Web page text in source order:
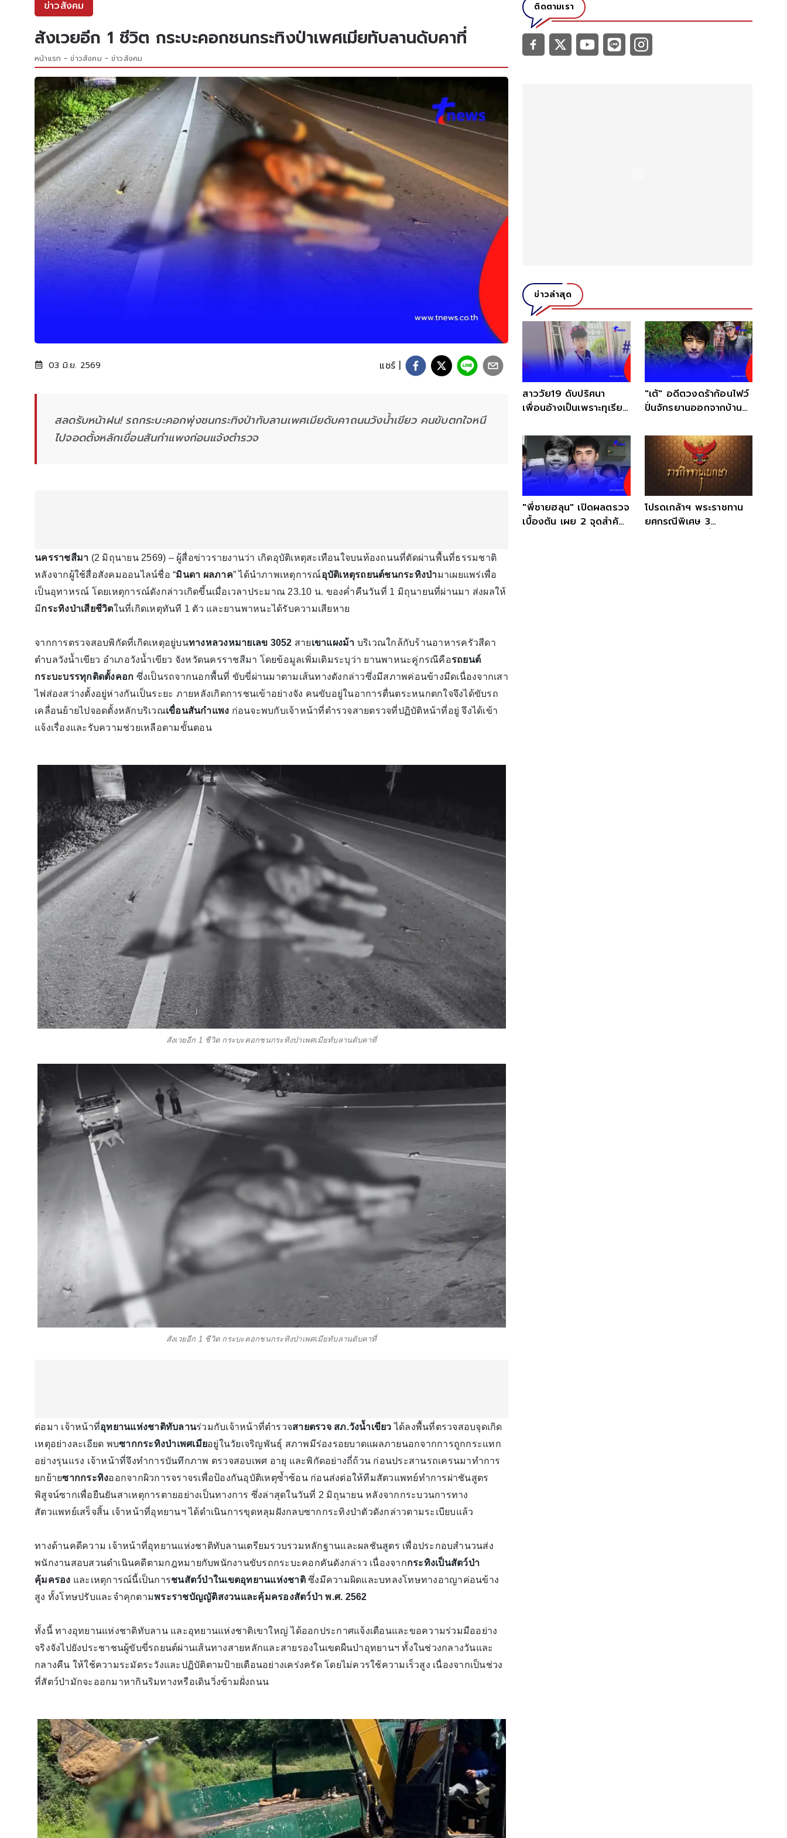
ข่าวสังคม
สังเวยอีก 1 ชีวิต กระบะคอกชนกระทิงป่าเพศเมียทับลานดับคาที่
หน้าแรก ข่าวสังคม ข่าวสังคม
03 มิ.ย. 2569 แชร์ |
สลดรับหน้าฝน! รถกระบะคอกพุ่งชนกระทิงป่าทับลานเพศเมียดับคาถนนวังน้ำเขียว คนขับตกใจหนี
ไปจอดตั้งหลักเขื่อนสันกำแพงก่อนแจ้งตำรวจ
นครราชสีมา (2 มิถุนายน 2569) – ผู้สื่อข่าวรายงานว่า เกิดอุบัติเหตุสะเทือนใจบนท้องถนนที่ตัดผ่านพื้นที่ธรรมชาติ
หลังจากผู้ใช้สื่อสังคมออนไลน์ชื่อ “มินดา ผลภาค” ได้นำภาพเหตุการณ์อุบัติเหตุรถยนต์ชนกระทิงป่ามาเผยแพร่เพื่อ
เป็นอุทาหรณ์ โดยเหตุการณ์ดังกล่าวเกิดขึ้นเมื่อเวลาประมาณ 23.10 น. ของค่ำคืนวันที่ 1 มิถุนายนที่ผ่านมา ส่งผลให้
มีกระทิงป่าเสียชีวิตในที่เกิดเหตุทันที 1 ตัว และยานพาหนะได้รับความเสียหาย
จากการตรวจสอบพิกัดที่เกิดเหตุอยู่บนทางหลวงหมายเลข 3052 สายเขาแผงม้า บริเวณใกล้กับร้านอาหารครัวสีดา
ตำบลวังน้ำเขียว อำเภอวังน้ำเขียว จังหวัดนครราชสีมา โดยข้อมูลเพิ่มเติมระบุว่า ยานพาหนะคู่กรณีคือรถยนต์
กระบะบรรทุกติดตั้งคอก ซึ่งเป็นรถจากนอกพื้นที่ ขับขี่ผ่านมาตามเส้นทางดังกล่าวซึ่งมีสภาพค่อนข้างมืดเนื่องจากเสา
ไฟส่องสว่างตั้งอยู่ห่างกันเป็นระยะ ภายหลังเกิดการชนเข้าอย่างจัง คนขับอยู่ในอาการตื่นตระหนกตกใจจึงได้ขับรถ
เคลื่อนย้ายไปจอดตั้งหลักบริเวณเขื่อนสันกำแพง ก่อนจะพบกับเจ้าหน้าที่ตำรวจสายตรวจที่ปฏิบัติหน้าที่อยู่ จึงได้เข้า
แจ้งเรื่องและรับความช่วยเหลือตามขั้นตอน
สังเวยอีก 1 ชีวิต กระบะคอกชนกระทิงป่าเพศเมียทับลานดับคาที่
สังเวยอีก 1 ชีวิต กระบะคอกชนกระทิงป่าเพศเมียทับลานดับคาที่
ต่อมา เจ้าหน้าที่อุทยานแห่งชาติทับลานร่วมกับเจ้าหน้าที่ตำรวจสายตรวจ สภ.วังน้ำเขียว ได้ลงพื้นที่ตรวจสอบจุดเกิด
เหตุอย่างละเอียด พบซากกระทิงป่าเพศเมียอยู่ในวัยเจริญพันธุ์ สภาพมีร่องรอยบาดแผลภายนอกจากการถูกกระแทก
อย่างรุนแรง เจ้าหน้าที่จึงทำการบันทึกภาพ ตรวจสอบเพศ อายุ และพิกัดอย่างถี่ถ้วน ก่อนประสานรถเครนมาทำการ
ยกย้ายซากกระทิงออกจากผิวการจราจรเพื่อป้องกันอุบัติเหตุซ้ำซ้อน ก่อนส่งต่อให้ทีมสัตวแพทย์ทำการผ่าชันสูตร
พิสูจน์ซากเพื่อยืนยันสาเหตุการตายอย่างเป็นทางการ ซึ่งล่าสุดในวันที่ 2 มิถุนายน หลังจากกระบวนการทาง
สัตวแพทย์เสร็จสิ้น เจ้าหน้าที่อุทยานฯ ได้ดำเนินการขุดหลุมฝังกลบซากกระทิงป่าตัวดังกล่าวตามระเบียบแล้ว
ทางด้านคดีความ เจ้าหน้าที่อุทยานแห่งชาติทับลานเตรียมรวบรวมหลักฐานและผลชันสูตร เพื่อประกอบสำนวนส่ง
พนักงานสอบสวนดำเนินคดีตามกฎหมายกับพนักงานขับรถกระบะคอกคันดังกล่าว เนื่องจากกระทิงเป็นสัตว์ป่า
คุ้มครอง และเหตุการณ์นี้เป็นการชนสัตว์ป่าในเขตอุทยานแห่งชาติซึ่งมีความผิดและบทลงโทษทางอาญาค่อนข้าง
สูง ทั้งโทษปรับและจำคุกตามพระราชบัญญัติสงวนและคุ้มครองสัตว์ป่า พ.ศ. 2562
ทั้งนี้ ทางอุทยานแห่งชาติทับลาน และอุทยานแห่งชาติเขาใหญ่ ได้ออกประกาศแจ้งเตือนและขอความร่วมมืออย่าง
จริงจังไปยังประชาชนผู้ขับขี่รถยนต์ผ่านเส้นทางสายหลักและสายรองในเขตผืนป่าอุทยานฯ ทั้งในช่วงกลางวันและ
กลางคืน ให้ใช้ความระมัดระวังและปฏิบัติตามป้ายเตือนอย่างเคร่งครัด โดยไม่ควรใช้ความเร็วสูง เนื่องจากเป็นช่วง
ที่สัตว์ป่ามักจะออกมาหากินริมทางหรือเดินวิ่งข้ามฝั่งถนน
ติดตามเรา
ข่าวล่าสุด
สาววัย19 ดับปริศนา
เพื่อนอ้างเป็นเพราะทุเรียน
"เต้" อดีตวงดร้าก้อนไฟว์
ปั่นจักรยานออกจากบ้าน
"พี่ชายฮลุน" เปิดผลตรวจ
เบื้องต้น เผย 2 จุดสำคัญ
โปรดเกล้าฯ พระราชทาน
ยศกรณีพิเศษ 3